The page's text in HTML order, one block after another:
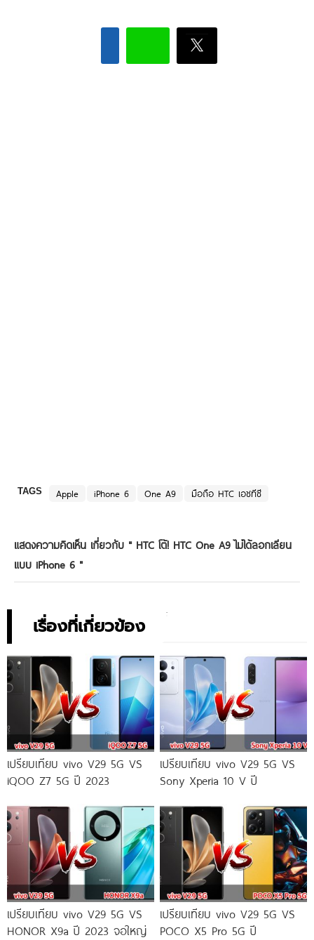
TAGS Apple iPhone 6 One A9 มือถือ HTC เอชทีซี
แสดงความคิดเห็น เกี่ยวกับ " HTC โต้! HTC One A9 ไม่ได้ลอกเลียน
แบบ iPhone 6 "
เรื่องที่เกี่ยวข้อง
เปรียบเทียบ vivo V29 5G VS
iQOO Z7 5G ปี 2023
เปรียบเทียบ vivo V29 5G VS
Sony Xperia 10 V ปี
เปรียบเทียบ vivo V29 5G VS
HONOR X9a ปี 2023 จอใหญ่
เปรียบเทียบ vivo V29 5G VS
POCO X5 Pro 5G ปี